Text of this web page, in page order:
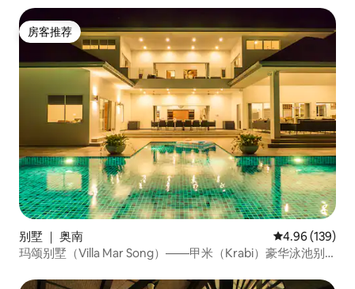
房客推荐
房客推荐
别墅 ｜ 奥南 平均评分 4.96
4.96 (139)
玛颂别墅（Villa Mar Song）——甲米（Krabi）豪华泳池别